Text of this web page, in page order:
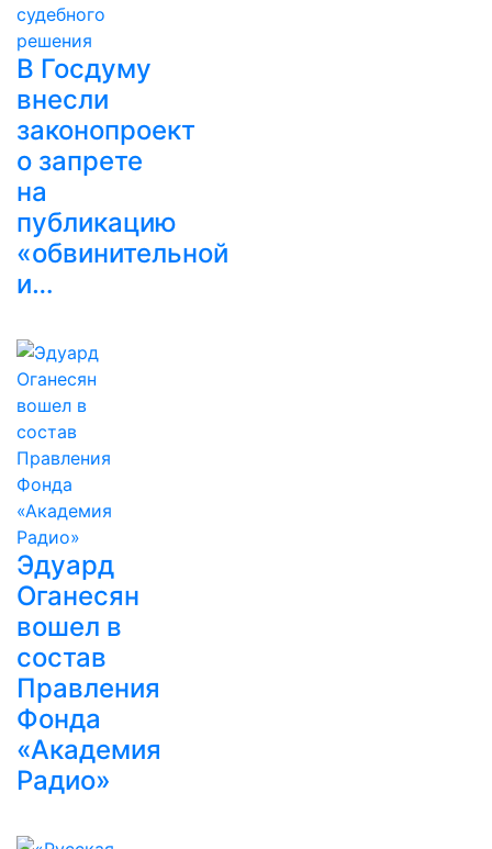
В Госдуму
внесли
законопроект
о запрете
на
публикацию
«обвинительной
и…
Эдуард
Оганесян
вошел в
состав
Правления
Фонда
«Академия
Радио»